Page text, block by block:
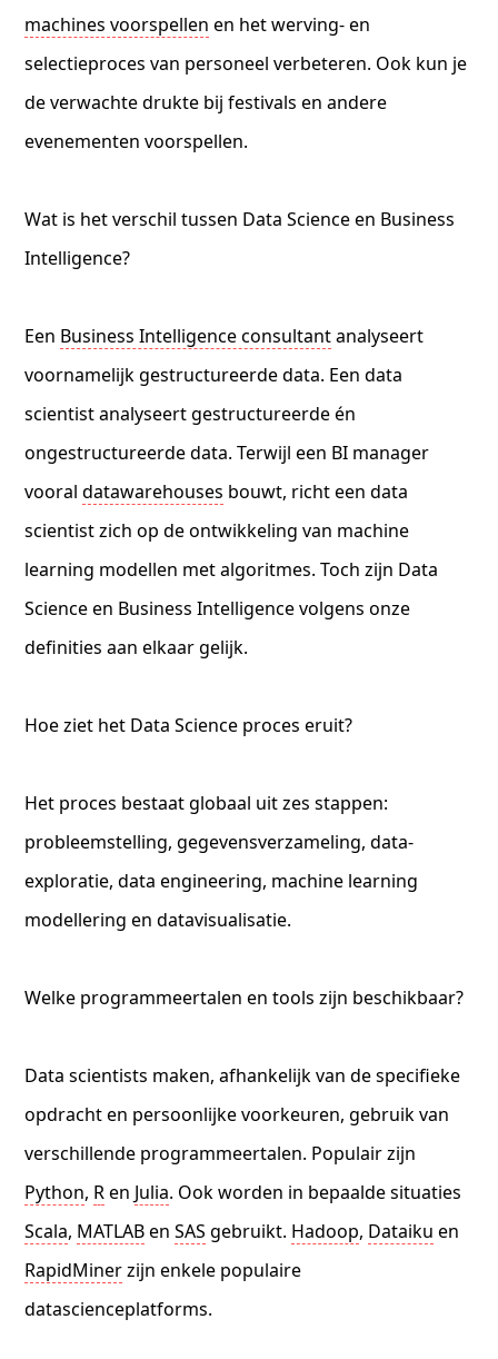
machines voorspellen en het werving- en
selectieproces van personeel verbeteren. Ook kun je
de verwachte drukte bij festivals en andere
evenementen voorspellen.
Wat is het verschil tussen Data Science en Business
Intelligence?
Een Business Intelligence consultantanalyseert
voornamelijk gestructureerde data. Een data
scientist analyseert gestructureerde én
ongestructureerde data. Terwijl een BI manager
vooraldatawarehouses bouwt, richt een data
scientist zich op de ontwikkeling van machine
learning modellen met algoritmes. Toch zijn Data
Science en Business Intelligence volgens onze
definities aan elkaar gelijk.
Hoe ziet het Data Science proces eruit?
Het proces bestaat globaal uit zes stappen:
probleemstelling, gegevensverzameling, data-
exploratie, data engineering, machine learning
modellering en datavisualisatie.
Welke programmeertalen en tools zijn beschikbaar?
Data scientists maken, afhankelijk van de specifieke
opdracht en persoonlijke voorkeuren, gebruik van
verschillende programmeertalen. Populair zijn
Python, Ren Julia. Ook worden in bepaalde situaties
Scala, MATLABenSAS gebruikt. Hadoop, Dataiku en
RapidMinerzijn enkele populaire
datascienceplatforms.